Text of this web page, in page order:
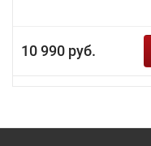
10 990 руб.